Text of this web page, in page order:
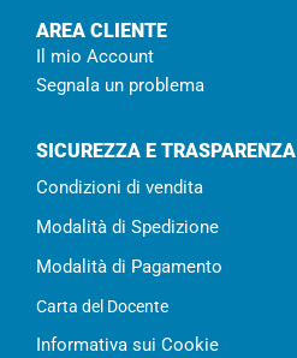
AREA CLIENTE
Il mio Account
Segnala un problema
SICUREZZA E TRASPARENZA
Condizioni di vendita
Modalità di Spedizione
Modalità di Pagamento
Carta del Docente
Informativa sui Cookie